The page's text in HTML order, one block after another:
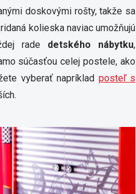
doskovými rošty, takže sa
kolieska naviac umožňujú
rade detského nábytku,
súčasťou celej postele, ako
vyberať napríklad posteľ s